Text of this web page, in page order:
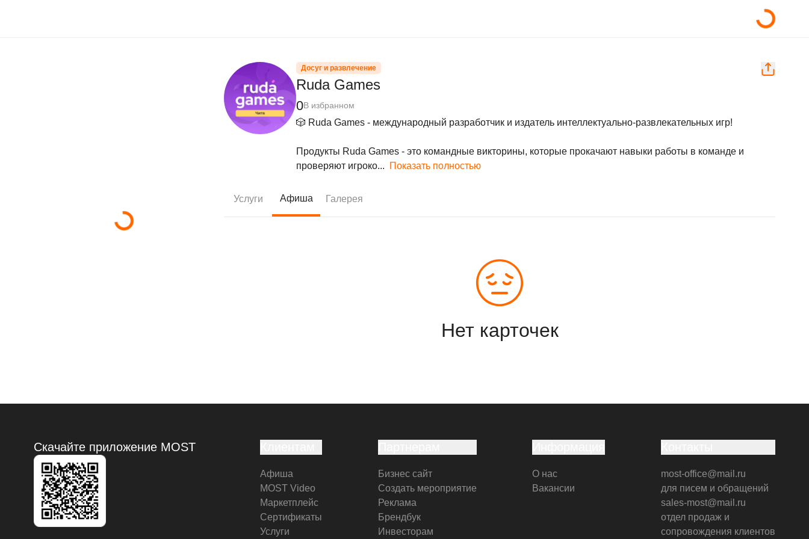
Досуг и развлечение
Ruda Games
0В избранном
🎲 Ruda Games - международный разработчик и издатель интеллектуально-развлекательных игр!
Продукты Ruda Games - это командные викторины, которые прокачают навыки работы в команде и
проверяют игроко... Показать полностью
Услуги Афиша Галерея
Нет карточек
Скачайте приложение MOST
Афиша
MOST Video
Маркетплейс
Сертификаты
Услуги
Бизнес сайт
Создать мероприятие
Реклама
Брендбук
Инвесторам
О нас
Вакансии
most-office@mail.ru
для писем и обращений
sales-most@mail.ru
отдел продаж и
сопровождения клиентов